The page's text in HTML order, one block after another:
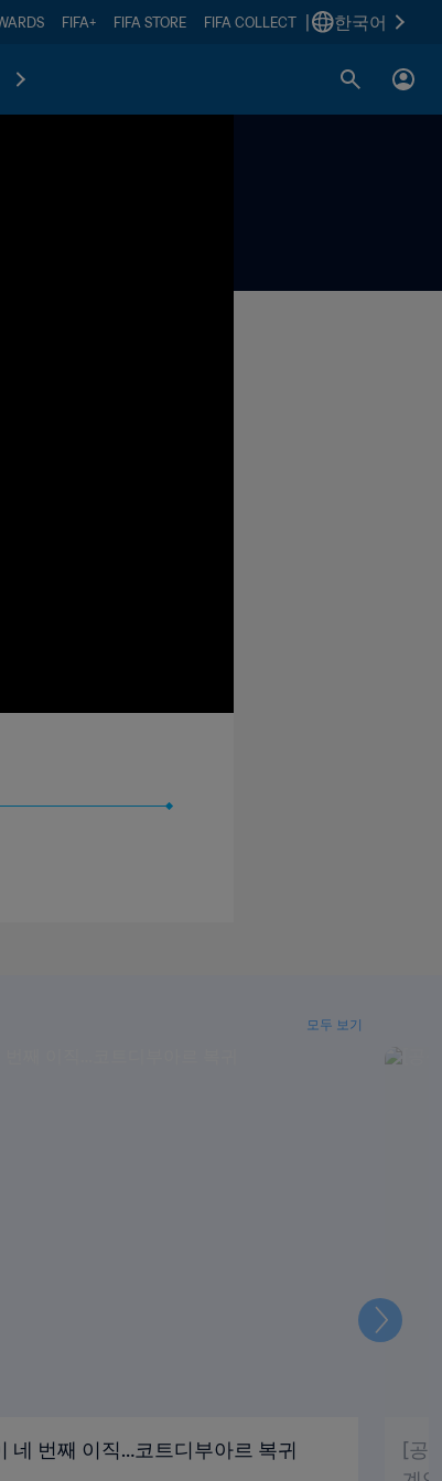
FIFA+ FIFA STORE FIFA COLLECT 한국어
모두 보기
네 번째 이직…코트디부아르 복귀
[공
다
음